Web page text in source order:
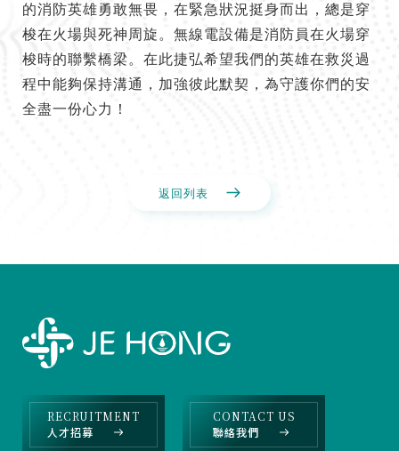
的消防英雄勇敢無畏，在緊急狀況挺身而出，總是穿
梭在火場與死神周旋。無線電設備是消防員在火場穿
梭時的聯繫橋梁。在此捷弘希望我們的英雄在救災過
程中能夠保持溝通，加強彼此默契，為守護你們的安
全盡一份心力！
返回列表
RECRUITMENT
人才招募
CONTACT US
聯絡我們